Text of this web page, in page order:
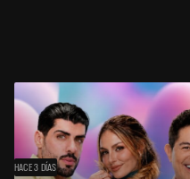
HACE 3 DÍAS